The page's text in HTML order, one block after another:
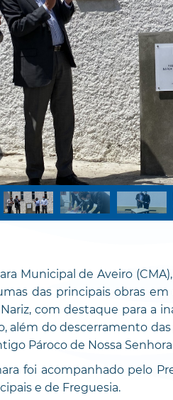
Municipal de Aveiro
das principais obras
com destaque para a
além do descerramento
Pároco de Nossa
foi acompanhado pelo
e de Freguesia.